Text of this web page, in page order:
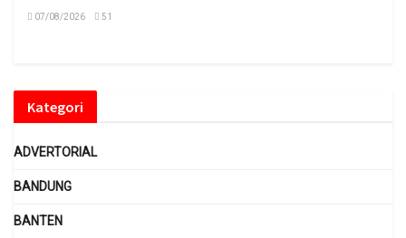
07/08/2026 51
Kategori
ADVERTORIAL
BANDUNG
BANTEN